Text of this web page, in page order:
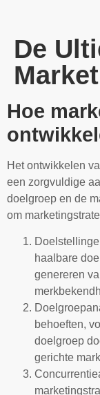
De
Hoe
Het ontwikkelen
een zorgvuldige
doelgroep en de
om
haalbare
genereren
behoeften,
doelgroep
gerichte